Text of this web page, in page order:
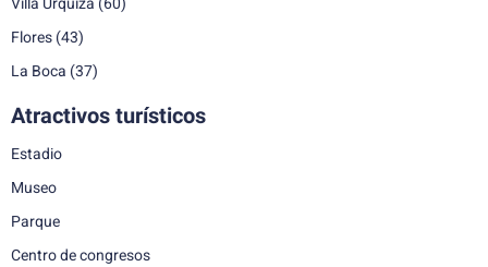
Flores (43)
La Boca (37)
Atractivos turísticos
Estadio
Museo
Parque
Centro de congresos